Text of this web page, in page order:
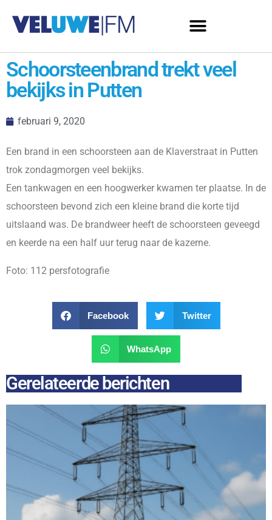
Schoorsteenbrand trekt veel
bekijks in Putten
februari 9, 2020
Een brand in een schoorsteen aan de Klaverstraat in Putten
trok zondagmorgen veel bekijks.
Een tankwagen en een hoogwerker kwamen ter plaatse. In de
schoorsteen bevond zich een kleine brand die korte tijd
uitslaand was. De brandweer heeft de schoorsteen geveegd
en keerde na een half uur terug naar de kazerne.
Foto: 112 persfotografie
Facebook Twitter
WhatsApp
Gerelateerde berichten